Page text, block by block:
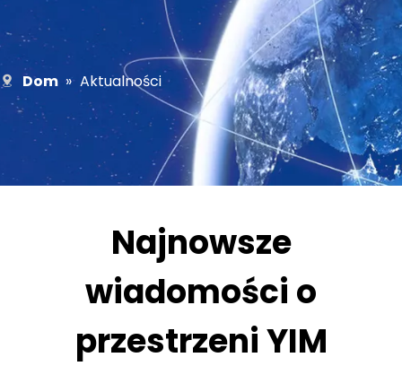
Dom » Aktualności
Najnowsze
wiadomości o
przestrzeni YIM